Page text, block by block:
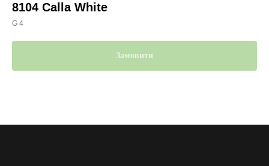
8104 Calla White
G 4
Замовити